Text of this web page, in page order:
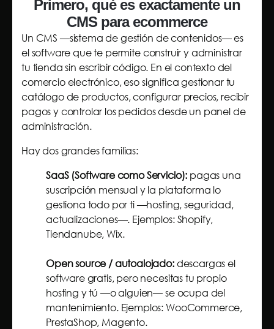
Primero, qué es exactamente un
CMS para ecommerce
Un CMS —sistema de gestión de contenidos— es
el software que te permite construir y administrar
tu tienda sin escribir código. En el contexto del
comercio electrónico, eso significa gestionar tu
catálogo de productos, configurar precios, recibir
pagos y controlar los pedidos desde un panel de
administración.
Hay dos grandes familias:
SaaS (Software como Servicio): pagas una
suscripción mensual y la plataforma lo
gestiona todo por ti —hosting, seguridad,
actualizaciones—. Ejemplos: Shopify,
Tiendanube, Wix.
Open source / autoalojado:descargas el
software gratis, pero necesitas tu propio
hosting y tú —o alguien— se ocupa del
mantenimiento. Ejemplos: WooCommerce,
PrestaShop, Magento.